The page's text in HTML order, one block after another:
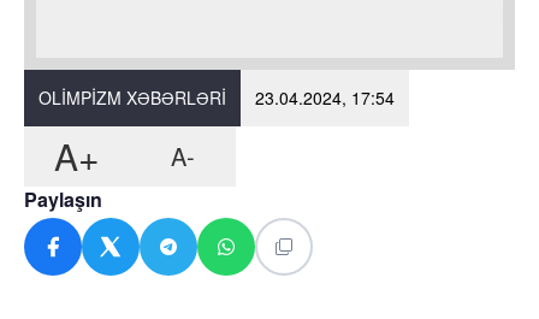
OLIMPIZM XƏBƏRLƏRI 23.04.2024, 17:54
A+ A-
Paylaşın